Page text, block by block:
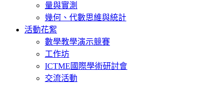
量與實測
幾何、代數思維與統計
活動花絮
數學教學演示競賽
工作坊
ICTME國際學術研討會
交流活動